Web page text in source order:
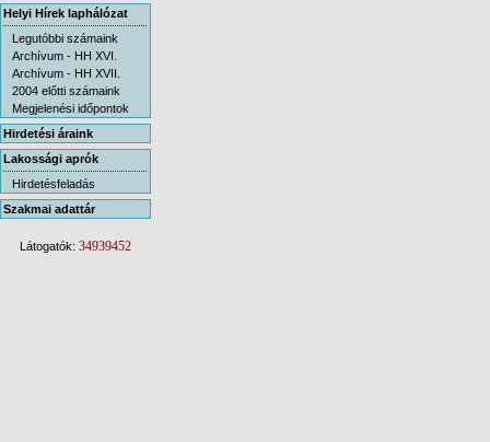
Helyi Hírek laphálózat
Legutóbbi számaink
Archívum - HH XVI.
Archívum - HH XVII.
2004 előtti számaink
Megjelenési időpontok
Hirdetési áraink
Lakossági aprók
Hirdetésfeladás
Szakmai adattár
Látogatók: 34939452